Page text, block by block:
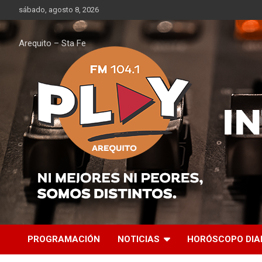
al
contenido
sábado, agosto 8, 2026
Arequito – Sta Fe
PROGRAMACIÓN NOTICIAS HORÓSCOPO